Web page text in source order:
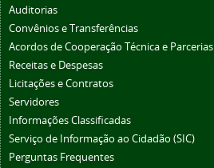
Auditorias
Convênios e Transferências
Acordos de Cooperação Técnica e Parcerias
Receitas e Despesas
Licitações e Contratos
Servidores
Informações Classificadas
Serviço de Informação ao Cidadão (SIC)
Perguntas Frequentes